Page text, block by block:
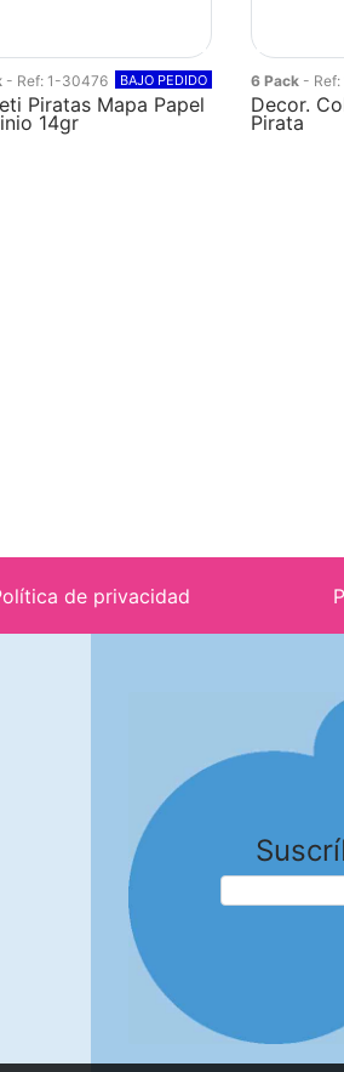
- Ref: 1-30476 BAJO PEDIDO
Piratas Mapa Papel
14gr
6 Pack -
Decor.
Pirata
de privacidad